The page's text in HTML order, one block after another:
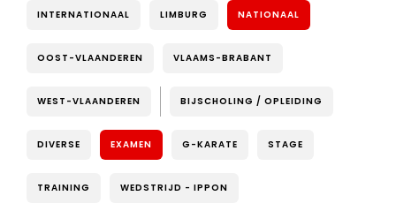
INTERNATIONAAL LIMBURG NATIONAAL
OOST-VLAANDEREN VLAAMS-BRABANT
WEST-VLAANDEREN BIJSCHOLING / OPLEIDING
DIVERSE EXAMEN G-KARATE STAGE
TRAINING WEDSTRIJD - IPPON